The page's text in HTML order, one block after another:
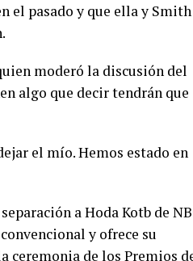
el pasado y que ella y Smith
moderó la discusión del
algo que decir tendrán que
el mío. Hemos estado en
a Hoda Kotb de
y ofrece su
ceremonia de los Premios